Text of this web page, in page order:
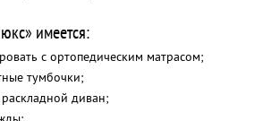
имеется:
с ортопедическим матрасом;
тумбочки;
диван;